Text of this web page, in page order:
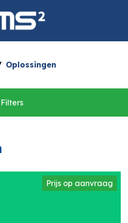
Oplossingen
Filters
Prijs op aanvraag